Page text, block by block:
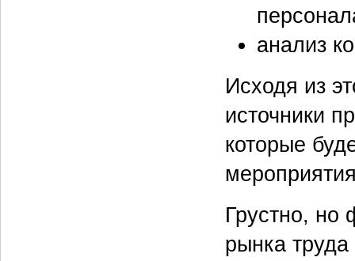
анализ
Исходя из
источники
которые
Грустно, но
рынка